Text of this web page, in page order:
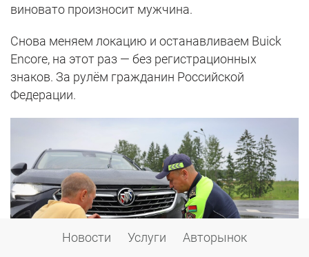
виновато произносит мужчина.
Снова меняем локацию и останавливаем Buick
Encore, на этот раз — без регистрационных
знаков. За рулём гражданин Российской
Федерации.
Новости Услуги Авторынок